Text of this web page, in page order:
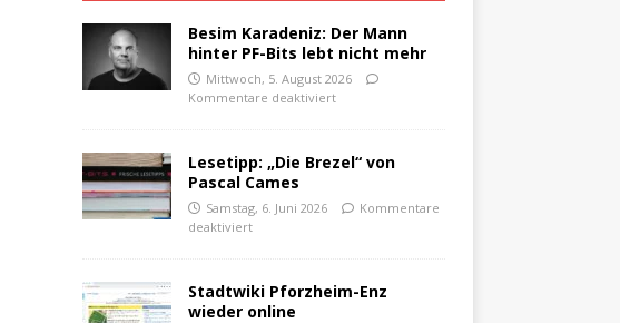
Besim Karadeniz: Der Mann
hinter PF-Bits lebt nicht mehr
Mittwoch, 5. August 2026
Kommentare deaktiviert
Lesetipp: „Die Brezel“ von
Pascal Cames
Samstag, 6. Juni 2026
Kommentare
deaktiviert
Stadtwiki Pforzheim-Enz
wieder online